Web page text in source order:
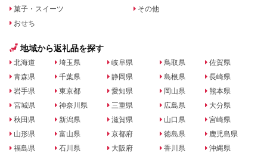
菓子・スイーツ
おせち
その他
地域から返礼品を探す
北海道
青森県
岩手県
宮城県
秋田県
山形県
福島県
埼玉県
千葉県
東京都
神奈川県
新潟県
富山県
石川県
岐阜県
静岡県
愛知県
三重県
滋賀県
京都府
大阪府
鳥取県
島根県
岡山県
広島県
山口県
徳島県
香川県
佐賀県
長崎県
熊本県
大分県
宮崎県
鹿児島県
沖縄県